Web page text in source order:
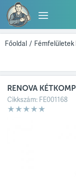
Főoldal / Fémfelületek
RENOVA
Cikkszám: FE001168